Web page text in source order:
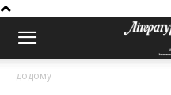
додому